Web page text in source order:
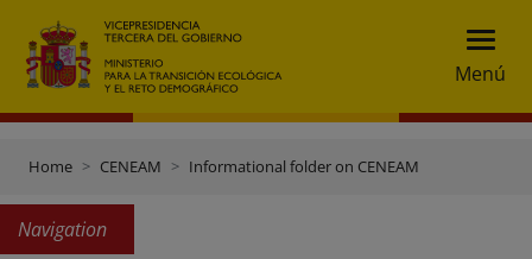
Menú
Home CENEAM Informational folder on CENEAM
Navigation